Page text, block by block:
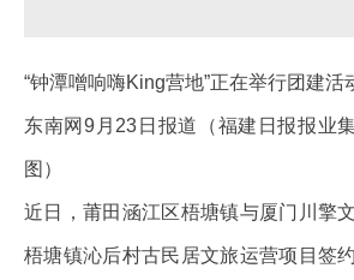
“钟潭噌响嗨King营地”正在举行团建活
东南网9月23日报道（福建日报报业
图）
近日，莆田涵江区梧塘镇与厦门川擎
梧塘镇沁后村古民居文旅运营项目签